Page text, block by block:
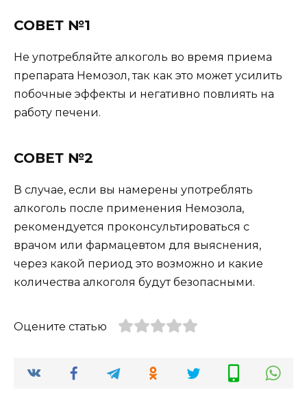
СОВЕТ №1
Не употребляйте алкоголь во время приема
препарата Немозол, так как это может усилить
побочные эффекты и негативно повлиять на
работу печени.
СОВЕТ №2
В случае, если вы намерены употреблять
алкоголь после применения Немозола,
рекомендуется проконсультироваться с
врачом или фармацевтом для выяснения,
через какой период это возможно и какие
количества алкоголя будут безопасными.
Оцените статью